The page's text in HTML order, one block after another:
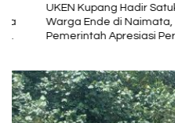
UKEN Kupang Hadir Satukan
Warga Ende di Naimata,
Pemerintah Apresiasi Peran